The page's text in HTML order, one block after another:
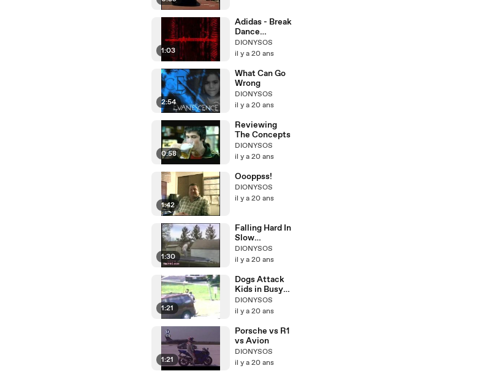
1:03
Adidas - Break
Dance
Freestyle
DIONYSOS
il y a 20 ans
2:54
What Can Go
Wrong
DIONYSOS
il y a 20 ans
0:58
Reviewing
The Concepts
DIONYSOS
il y a 20 ans
1:42
Oooppss!
DIONYSOS
il y a 20 ans
1:30
Falling Hard In
Slow
Motionta
DIONYSOS
il y a 20 ans
1:21
Dogs Attack
Kids in Busy
City Street
DIONYSOS
il y a 20 ans
1:21
Porsche vs R1
vs Avion
DIONYSOS
il y a 20 ans